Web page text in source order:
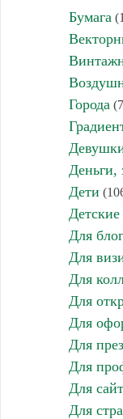
Бумага
Города
Деньги,
Дети
Детские
Для
Для
Для
Для
Для
Для
Для
Для
Для